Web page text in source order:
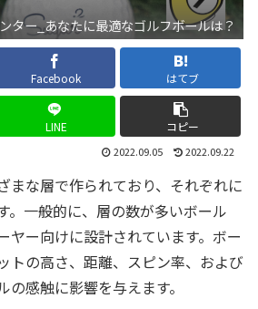
ター_あなたに最適なゴルフボールは？
Facebook はてブ
LINE コピー
2022.09.05 2022.09.22
まな層で作られており、それぞれに
。一般的に、層の数が多いボール
ヤー向けに設計されています。ボー
トの高さ、距離、スピン率、および
感触に影響を与えます。